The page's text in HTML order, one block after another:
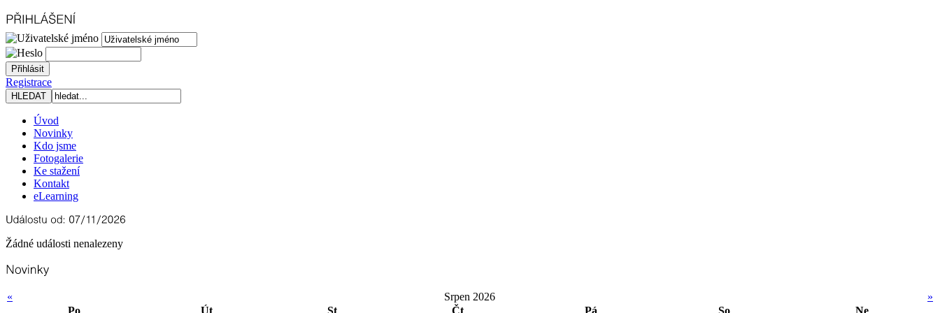
Registrace
Úvod
Novinky
Kdo jsme
Fotogalerie
Ke stažení
Kontakt
eLearning
Žádné události nenalezeny
« Srpen 2026
»